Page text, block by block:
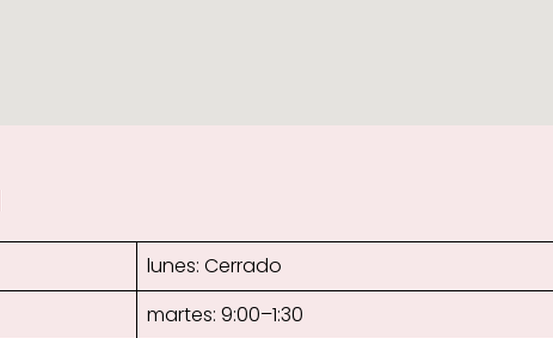
lunes: Cerrado
martes: 9:00–1:30